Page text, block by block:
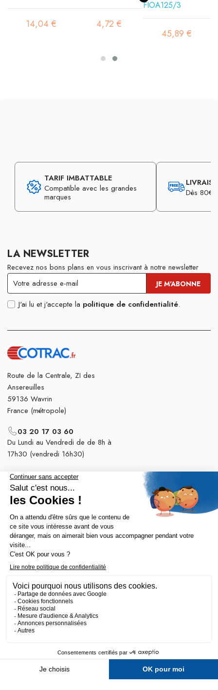
14,04 € 4,72 €
45,89 €
TARIF IMBATTABLE
Compatible avec les grandes
marques
Dès 80€
LA NEWSLETTER
Recevez nos bons plans en vous inscrivant à notre newsletter
J'ai lu et j'accepte la politique de confidentialité.
Route de la Centrale, ZI des
Ansereuilles
59136 Wavrin
France (métropole)
03 20 17 03 60
Du Lundi au Vendredi de de 8h à
17h30 (vendredi 16h30)
Nos tops catégories
Notre société 
Fait avec 💛 par l’agence Wapiti
Politique de confidentialité